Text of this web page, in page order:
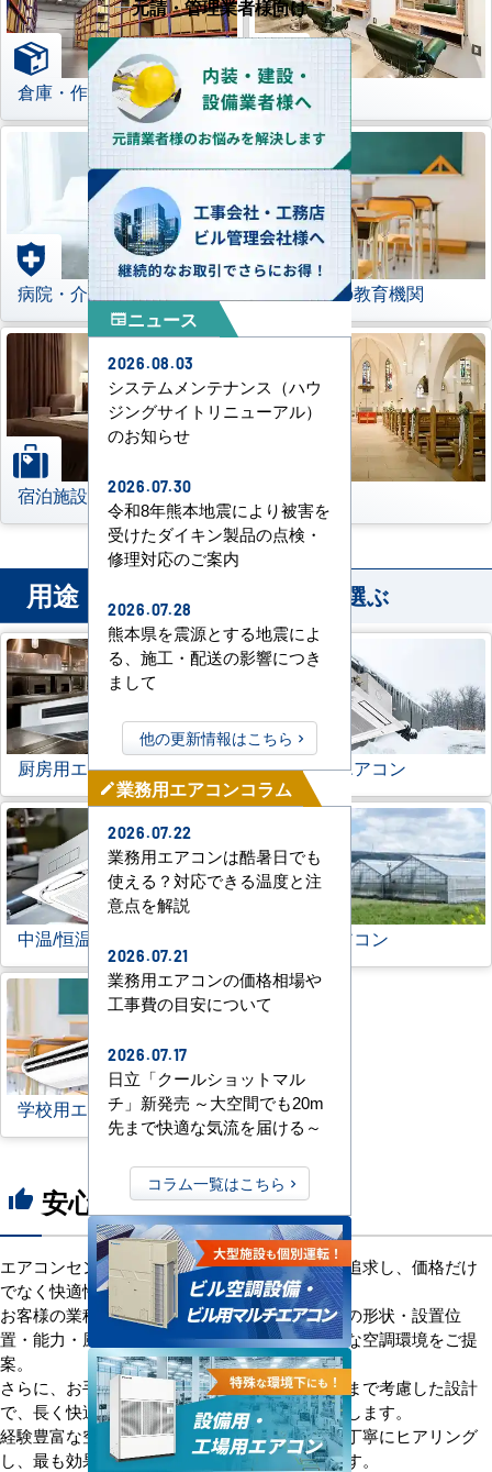
倉庫・作業場 理美容室
病院・介護施設 学校などの教育機関
宿泊施設
用途 から業務用エアコンを選ぶ
厨房用エアコン 寒冷地用エアコン
中温/恒温用エアコン 農業用エアコン
学校用エアコン
thumb_up 安心の8つのポイント
エアコンセンターACは、「格安＋α」の価値を追求し、価格だけ
でなく快適性と機能性にもこだわっています。
お客様の業種や施設の形態に合わせて、室内機の形状・設置位
置・能力・風向きなどを総合的に検討し、最適な空調環境をご提
案。
さらに、お手入れのしやすさやメンテナンス性まで考慮した設計
で、長く快適にご使用いただけるようサポートします。
経験豊富な空調技術者が現場の状況やご要望を丁寧にヒアリング
し、最も効果的で効率的なプランをお届けします。
元請・管理業者様向け
newspaperニュース
2026.08.03
システムメンテナンス（ハウ
ジングサイトリニューアル）
のお知らせ
2026.07.30
令和8年熊本地震により被害を
受けたダイキン製品の点検・
修理対応のご案内
2026.07.28
熊本県を震源とする地震によ
る、施工・配送の影響につき
まして
他の更新情報はこちら
mode_edit業務用エアコンコラム
2026.07.22
業務用エアコンは酷暑日でも
使える？対応できる温度と注
意点を解説
2026.07.21
業務用エアコンの価格相場や
工事費の目安について
2026.07.17
日立「クールショットマル
チ」新発売 ～大空間でも20m
先まで快適な気流を届ける～
コラム一覧はこちら